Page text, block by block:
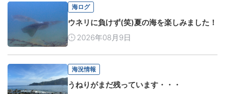
海ログ
ウネリに負けず(笑)夏の海を楽しみました！
2026年08月9日
海況情報
うねりがまだ残っています・・・